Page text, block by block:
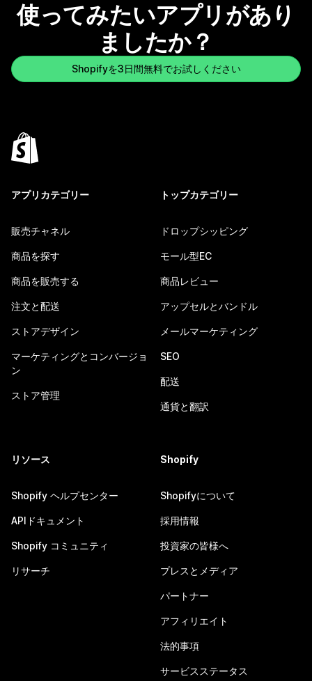
使ってみたいアプリがあり
ましたか？
Shopifyを3日間無料でお試しください
アプリカテゴリー
販売チャネル
商品を探す
商品を販売する
注文と配送
ストアデザイン
マーケティングとコンバージョ
ン
ストア管理
トップカテゴリー
ドロップシッピング
モール型EC
商品レビュー
アップセルとバンドル
メールマーケティング
SEO
配送
通貨と翻訳
リソース
Shopify ヘルプセンター
APIドキュメント
Shopify コミュニティ
リサーチ
Shopify
Shopifyについて
採用情報
投資家の皆様へ
プレスとメディア
パートナー
アフィリエイト
法的事項
サービスステータス